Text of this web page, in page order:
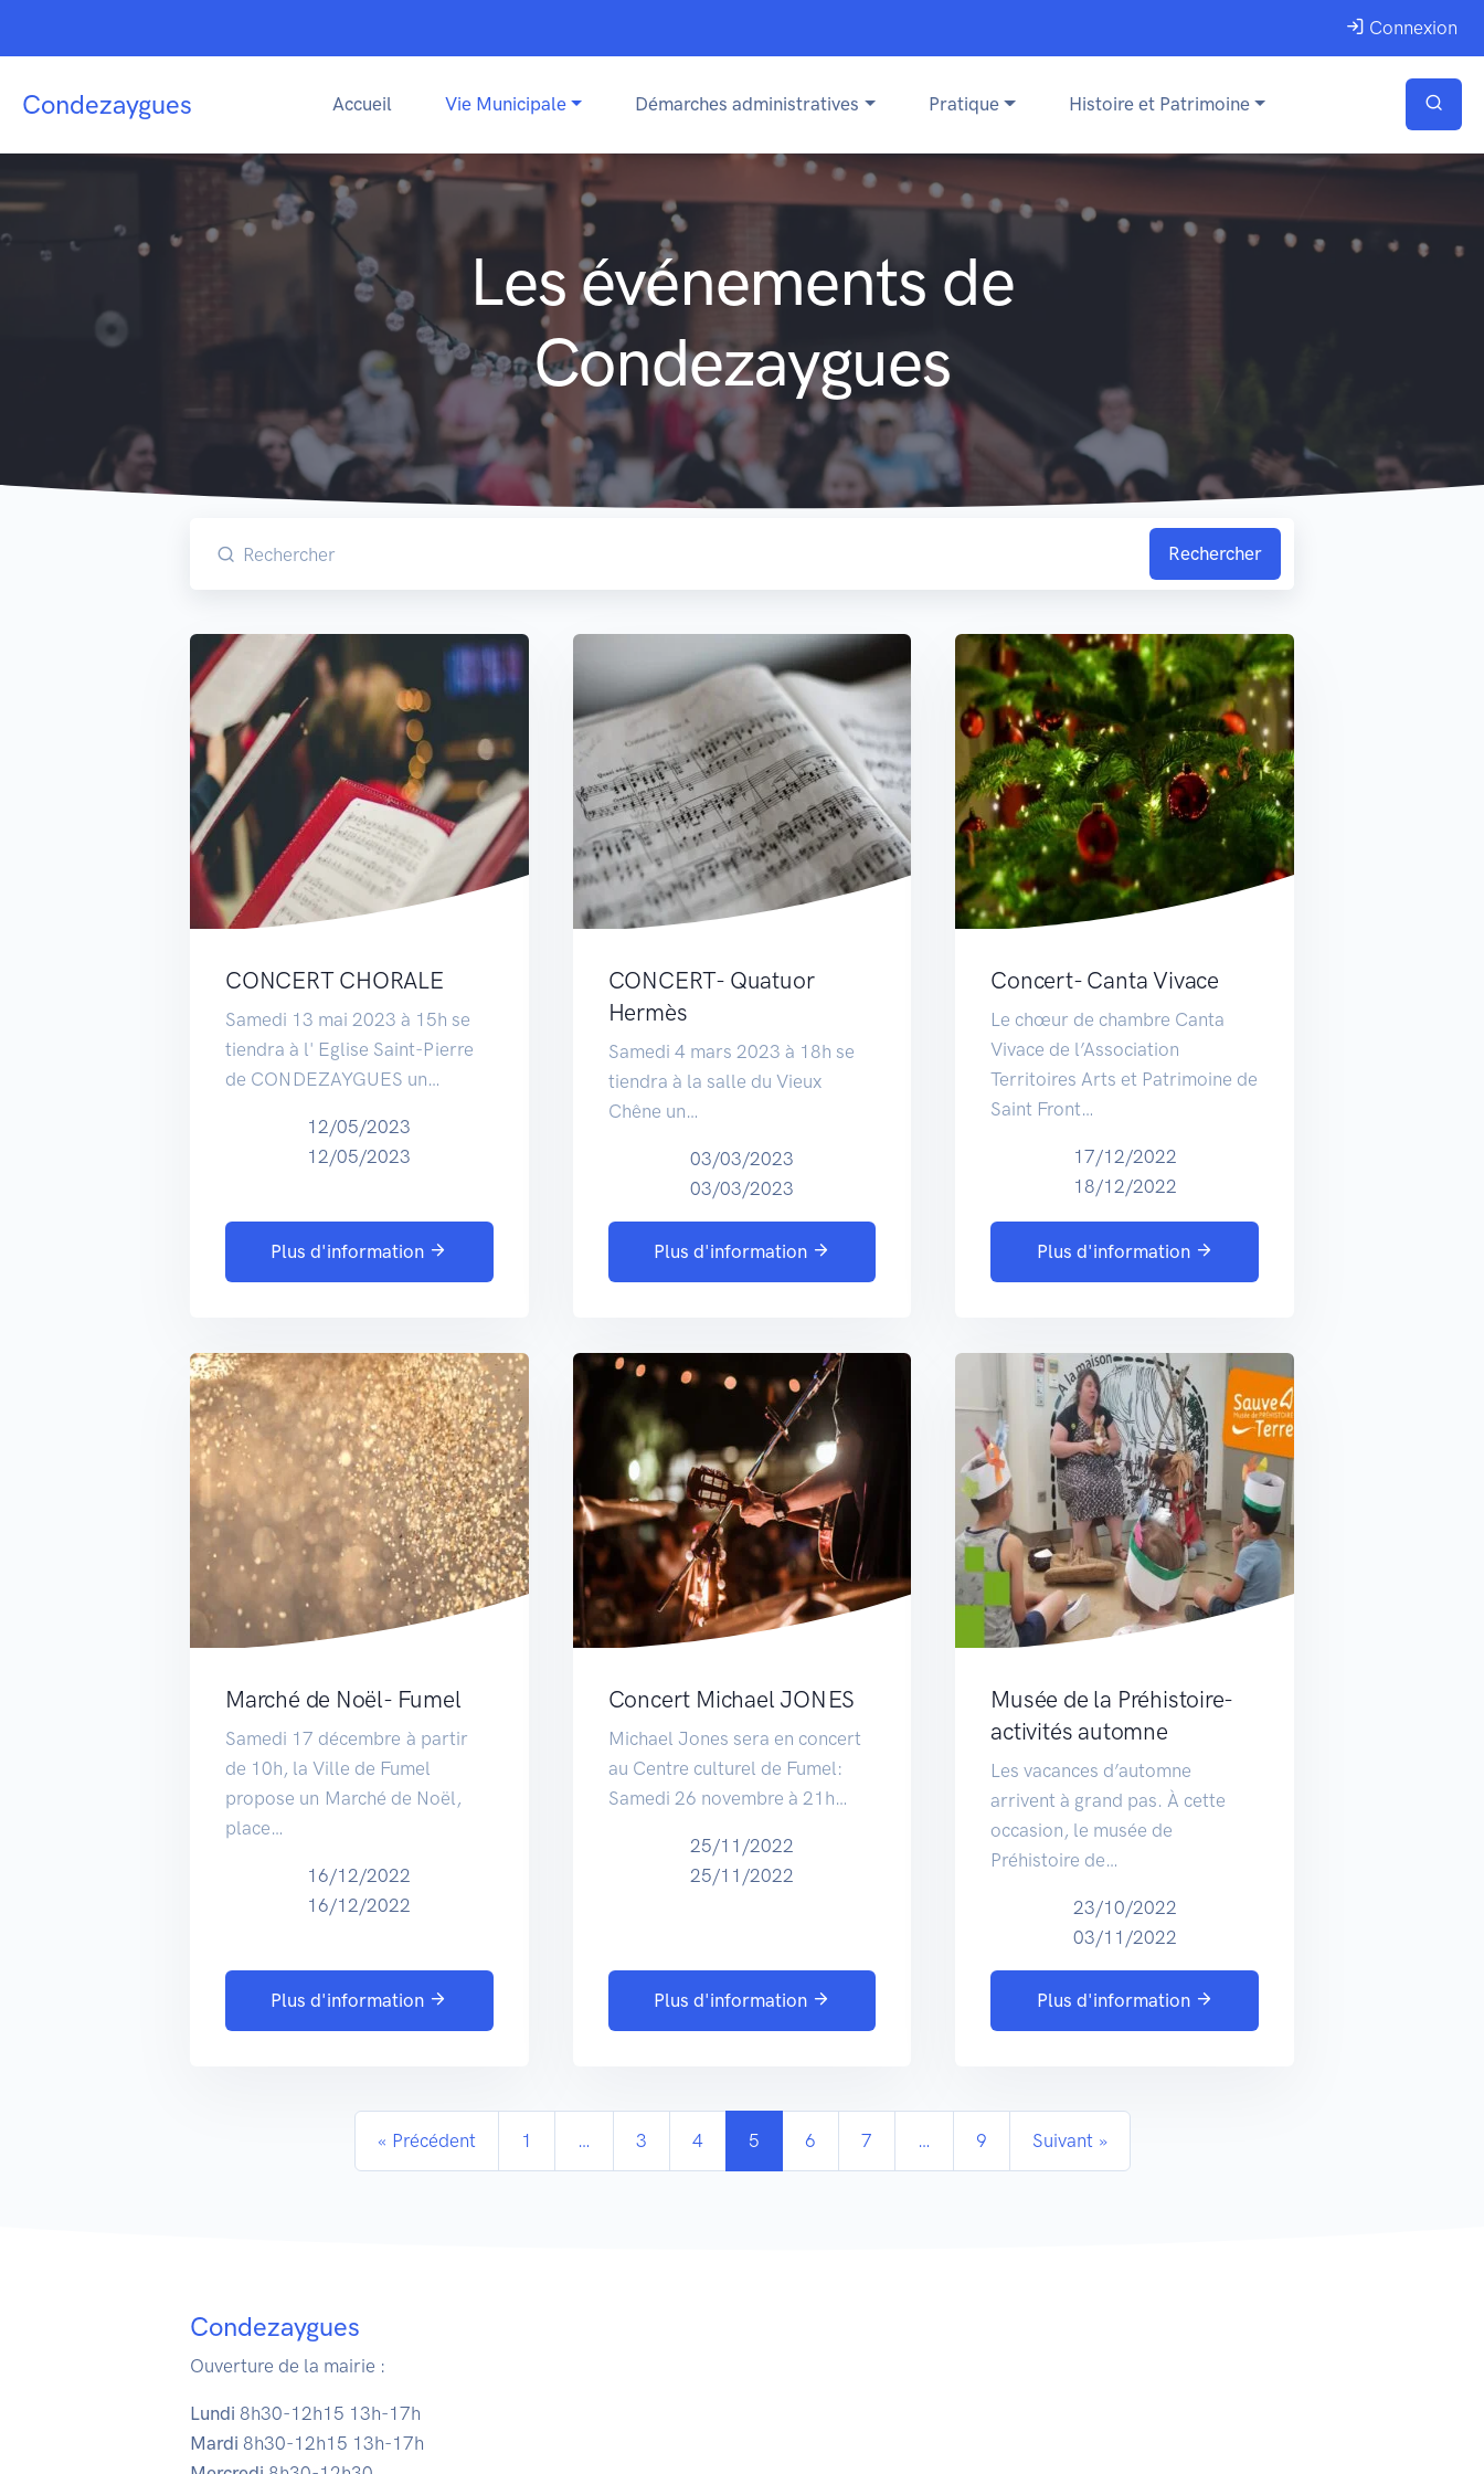
Connexion
Condezaygues Accueil Vie Municipale Démarches administratives Pratique Histoire et Patrimoine
Les événements de
Condezaygues
Rechercher
CONCERT CHORALE
Samedi 13 mai 2023 à 15h se
tiendra à l' Eglise Saint-Pierre
de CONDEZAYGUES un…
12/05/2023
12/05/2023
Plus d'information
CONCERT- Quatuor
Hermès
Samedi 4 mars 2023 à 18h se
tiendra à la salle du Vieux
Chêne un…
03/03/2023
03/03/2023
Plus d'information
Concert- Canta Vivace
Le chœur de chambre Canta
Vivace de l’Association
Territoires Arts et Patrimoine de
Saint Front…
17/12/2022
18/12/2022
Plus d'information
Marché de Noël- Fumel
Samedi 17 décembre à partir
de 10h, la Ville de Fumel
propose un Marché de Noël,
place…
16/12/2022
16/12/2022
Plus d'information
Concert Michael JONES
Michael Jones sera en concert
au Centre culturel de Fumel:
Samedi 26 novembre à 21h…
25/11/2022
25/11/2022
Plus d'information
Musée de la Préhistoire-
activités automne
Les vacances d’automne
arrivent à grand pas. À cette
occasion, le musée de
Préhistoire de…
23/10/2022
03/11/2022
Plus d'information
« Précédent 1 … 3 4 5 6 7 … 9 Suivant »
Condezaygues
Ouverture de la mairie :
Lundi 8h30-12h15 13h-17h
Mardi 8h30-12h15 13h-17h